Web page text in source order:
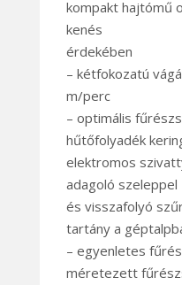
kompakt hajtómű
kenés
érdekében
– kétfokozatú
m/perc
– optimális
hűtőfolyadék
elektromos
adagoló szeleppel
és visszafolyó
tartány a
– egyenletes
méretezett